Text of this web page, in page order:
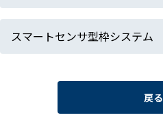
スマートセンサ型枠システム
戻る